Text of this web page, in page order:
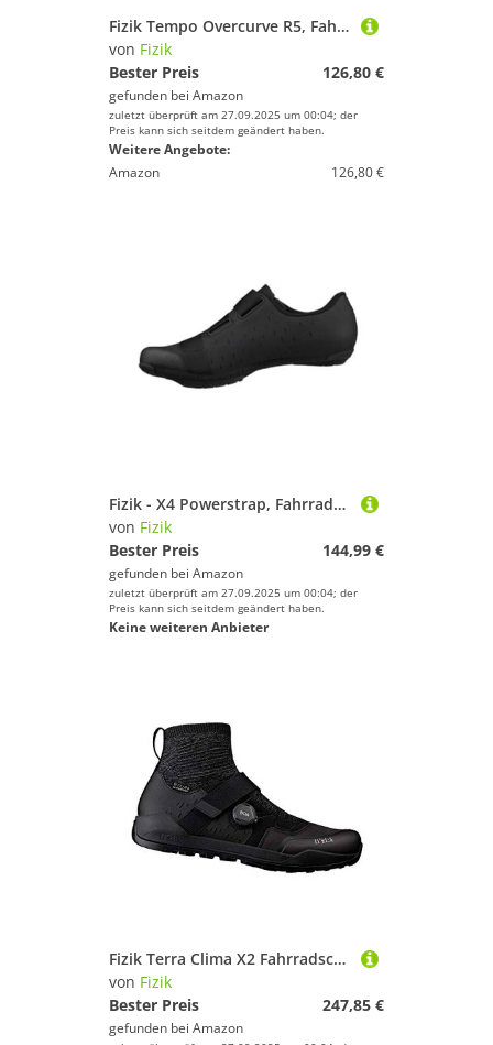
Fizik Tempo Overcurve R5, Fahrradschuhe Unisex Erwachsene, Schwarz, 42 ½
von Fizik
Bester Preis
126,80 €
gefunden bei Amazon
zuletzt überprüft am 27.09.2025 um 00:04; der
Preis kann sich seitdem geändert haben.
Weitere Angebote:
Amazon
126,80 €
Fizik - X4 Powerstrap, Fahrradschuhe Unisex - Erwachsene
von Fizik
Bester Preis
144,99 €
gefunden bei Amazon
zuletzt überprüft am 27.09.2025 um 00:04; der
Preis kann sich seitdem geändert haben.
Keine weiteren Anbieter
Fizik Terra Clima X2 Fahrradschuh, Schwarz, 48 EU
von Fizik
Bester Preis
247,85 €
gefunden bei Amazon